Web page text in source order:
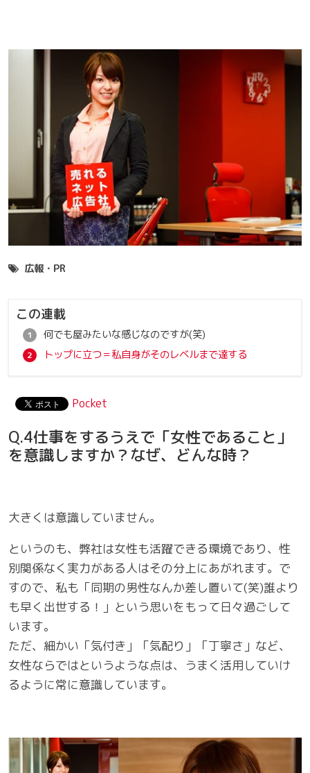
広報・PR
この連載
何でも屋みたいな感じなのですが(笑)
トップに立つ＝私自身がそのレベルまで達する
Pocket
Q.4仕事をするうえで「女性であること」
を意識しますか？なぜ、どんな時？
大きくは意識していません。
というのも、弊社は女性も活躍できる環境であり、性
別関係なく実力がある人はその分上にあがれます。で
すので、私も「同期の男性なんか差し置いて(笑)誰より
も早く出世する！」という思いをもって日々過ごして
います。
ただ、細かい「気付き」「気配り」「丁寧さ」など、
女性ならではというような点は、うまく活用していけ
るように常に意識しています。